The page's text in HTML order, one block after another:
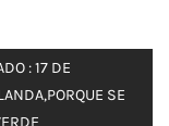
:17 DE
,PORQUE SE